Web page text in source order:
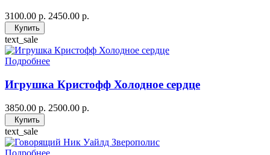
3100.00 р. 2450.00 р.
Купить
text_sale
Подробнее
Игрушка Кристофф Холодное сердце
3850.00 р. 2500.00 р.
Купить
text_sale
Подробнее